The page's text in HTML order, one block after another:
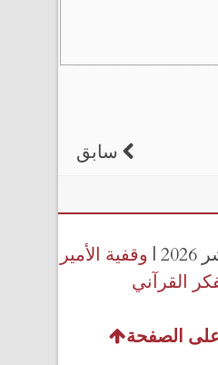
سابق
|
وقفية الأمير
القرآني
الصفحة